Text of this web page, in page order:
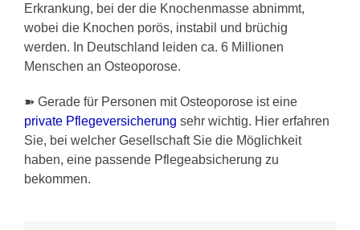
Ehegattenunterhalt
Pflegezusatzversicherung
Pflegezusatz – Vergleichsrechner
Vorerkrankung
Erkrankung, bei der die Knochenmasse abnimmt,
wobei die Knochen porös, instabil und brüchig
werden. In Deutschland leiden ca. 6 Millionen
Menschen an Osteoporose.
➽ Gerade für Personen mit Osteoporose ist eine
private Pflegeversicherung sehr wichtig. Hier erfahren
Sie, bei welcher Gesellschaft Sie die Möglichkeit
haben, eine passende Pflegeabsicherung zu
bekommen.